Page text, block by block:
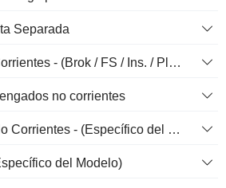
Separada
Otros Pasivos Corrientes - (Brok / FS / Ins. / Plantilla REIT)
no corrientes
Otros Pasivos No Corrientes - (Específico del Modelo)
del Modelo)